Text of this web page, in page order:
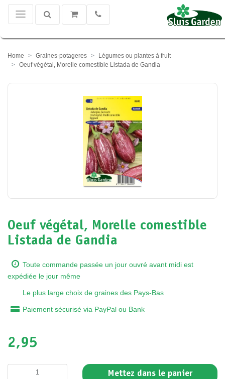
Home Graines-potageres
Légumes ou plantes à fruit
Oeuf végétal, Morelle comestible Listada de Gandia
Oeuf végétal, Morelle comestible
Listada de Gandia
Toute commande passée un jour ouvré avant midi est
expédiée le jour même
Le plus large choix de graines des Pays-Bas
Paiement sécurisé via PayPal ou Bank
2,95
Mettez dans le panier